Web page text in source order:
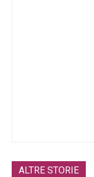
ALTRE STORIE